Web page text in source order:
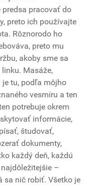
predsa pracovať do
preto ich používajte
Rôznorodo ho
preto mu
akoby sme sa
Masáže,
je tu, podľa môjho
vesmíru a ten
potrebuje okrem
informácie,
študovať,
dokumenty,
každý deň, každú
–
sa nič robiť. Všetko je